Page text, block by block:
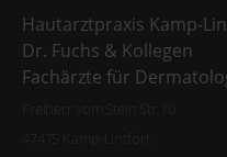
Hautarztpraxis Kamp-
Dr. Fuchs & Kollegen
Fachärzte für